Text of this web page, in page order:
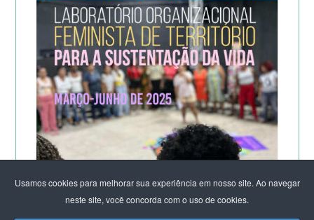
Usamos cookies para melhorar sua experiência em nosso site. Ao navegar
neste site, você concorda com o uso de cookies.